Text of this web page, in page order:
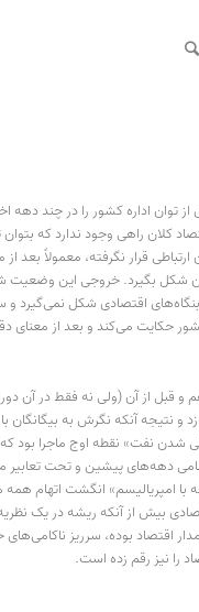
توان اداره کشور را در چند
کلان راهی وجود ندارد که
قرار نگرفته، معمولاً
شکل بگیرد. خروجی این وضعیت
اقتصادی شکل نمی‌گیرد و
می‌کند و بعد از معنای
قبل از آن (ولی نه فقط در آن
تسری می‌یافت. وقایع دهه 1320 شمسی به این
نفت» نقطه اوج ماجرا بود که
دهه‌های پیشین و تحت
با امپریالیسم» انگشت
بیش از آنکه ریشه در یک
را نیز رقم زده است.